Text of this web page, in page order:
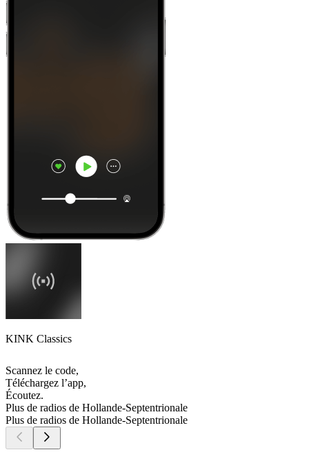
KINK Classics
Scannez le code,
Téléchargez l’app,
Écoutez.
Plus de radios de Hollande-Septentrionale
Plus de radios de Hollande-Septentrionale